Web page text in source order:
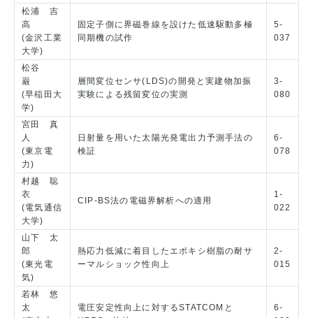
松浦 吉
高
(金沢工業
大学)
固定子側に界磁巻線を設けた低速駆動多極
同期機の試作
5-
037
松谷
巌
(早稲田大
学)
層間変位センサ(LDS)の開発と実建物加振
実験による残留変位の実測
3-
080
宮田 真
人
(東京電
力)
日射量を用いた太陽光発電出力予測手法の
検証
6-
078
村越 聡
衣
(電気通信
大学)
CIP-BS法の電磁界解析への適用
1-
022
山下 太
郎
(東光電
気)
熱応力低減に着目したエポキシ樹脂の耐サ
ーマルショック性向上
2-
015
若林 悠
太
電圧安定性向上に対するSTATCOMと
6-